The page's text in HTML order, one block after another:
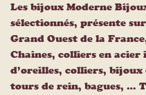
Les bijoux Moderne
sélectionnés, présente
Grand Ouest de la
Chaines, colliers en acier
d’oreilles, colliers,
tours de rein, bagues, …